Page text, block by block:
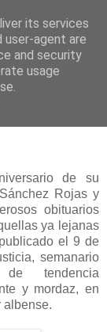
José
de su
Rojas y
obituarios
ya lejanas
el 9 de
semanario
de tendencia
y mordaz, en
albense.
its services
user-agent are
and security
usage